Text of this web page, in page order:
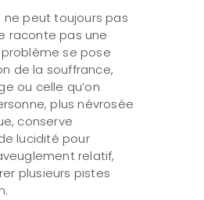
ne peut toujours pas
raconte pas une
problème se pose
de la souffrance,
ou celle qu’on
plus névrosée
conserve
lucidité pour
relatif,
plusieurs pistes